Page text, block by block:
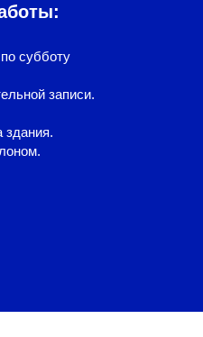
субботу
записи.
здания.